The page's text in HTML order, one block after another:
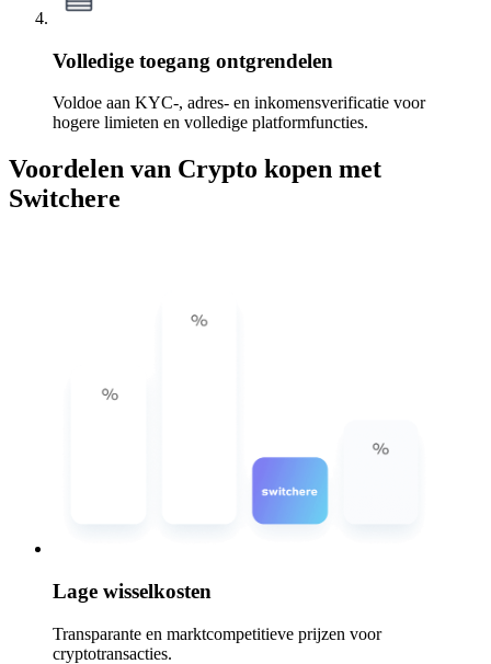
Volledige toegang ontgrendelen
Voldoe aan KYC-, adres- en inkomensverificatie voor
hogere limieten en volledige platformfuncties.
Voordelen van Crypto kopen met
Switchere
Lage wisselkosten
Transparante en marktcompetitieve prijzen voor
cryptotransacties.